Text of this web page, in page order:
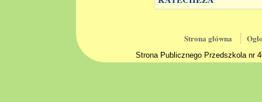
Strona główna
Strona Publicznego Przedszkola nr